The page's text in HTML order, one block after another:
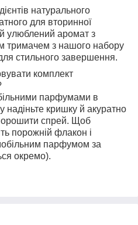
натурального
для вторинної
улюблений аромат з
тримачем з нашого набору
стильного завершення.
комплект
парфумами в
кришку й акуратно
спрей. Щоб
порожній флакон і
парфумом за
окремо).